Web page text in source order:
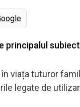
principalul
viața tuturor
legate de